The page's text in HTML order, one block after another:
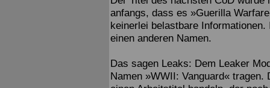
anfangs, dass es »Guerilla
keinerlei belastbare
einen anderen Namen.
Das sagen Leaks: Dem Leaker
Namen »WWII: Vanguard«